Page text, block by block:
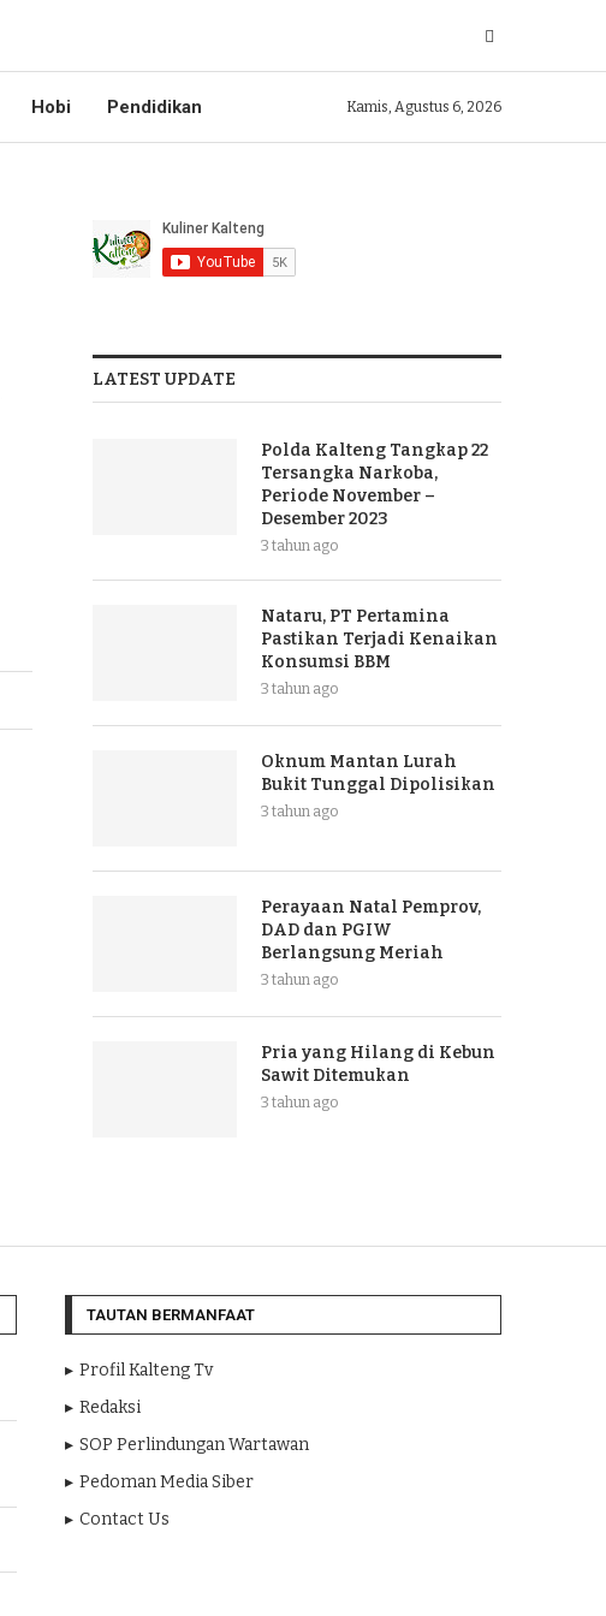
Hobi Pendidikan Kamis, Agustus 6, 2026
LATEST UPDATE
Polda Kalteng Tangkap 22
Tersangka Narkoba,
Periode November –
Desember 2023
3 tahun ago
Nataru, PT Pertamina
Pastikan Terjadi Kenaikan
Konsumsi BBM
3 tahun ago
Oknum Mantan Lurah
Bukit Tunggal Dipolisikan
3 tahun ago
Perayaan Natal Pemprov,
DAD dan PGIW
Berlangsung Meriah
3 tahun ago
Pria yang Hilang di Kebun
Sawit Ditemukan
3 tahun ago
TAUTAN BERMANFAAT
Profil Kalteng Tv
Redaksi
SOP Perlindungan Wartawan
Pedoman Media Siber
Contact Us